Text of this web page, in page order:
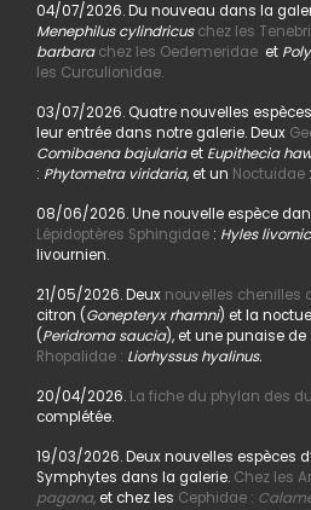
04/07/2026. Du nouveau dans la
Menephilus cylindricus chez les
barbara chez les Oedemeridaeet
les Curculionidae.
03/07/2026. Quatre nouvelles
leur entrée dans notre galerie. Deux
Comibaena bajulariaet Eupithecia
: Phytometra viridaria, et un Noctuidae:
08/06/2026. Une nouvelle espèce
Lépidoptères Sphingidae: Hyles
livournien.
21/05/2026. Deux nouvelles chenilles
citron (Gonepteryx rhamni) et la
(Peridroma saucia), et une punaise de
Rhopalidae : Liorhyssus hyalinus.
20/04/2026. La fiche du phylan des
complétée.
19/03/2026. Deux nouvelles espèces
Symphytes dans la galerie. Chez les
pagana,et chez les Cephidae :